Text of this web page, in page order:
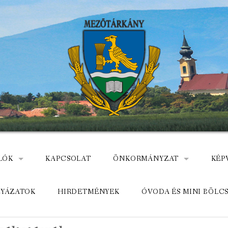
HEVES MEGYÉBEN, MEZÕTÁRKÁNYON
KAPCSOLAT ÖNKORMÁNYZAT
KÖZADATKERESŐ
HIRDETMÉNYEK ÓVODA ÉS MINI